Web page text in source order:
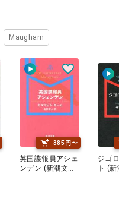
Maugham
385円〜
英国諜報員アシェ
ンデン (新潮文庫
ジゴ
ト (